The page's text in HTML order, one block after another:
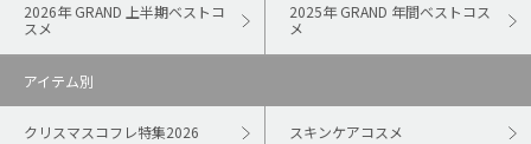
2026年 GRAND 上半期ベストコ
スメ
2025年 GRAND 年間ベストコス
メ
アイテム別
クリスマスコフレ特集2026 スキンケアコスメ